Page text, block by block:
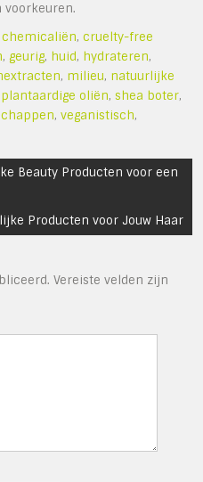
voorkeuren.
chemicaliën,cruelty-free
,geurig, huid, hydrateren,
, milieu, natuurlijke
plantaardige oliën,shea boter,
,veganistisch,
Beauty Producten voor een
Producten voor Jouw Haar
Vereiste velden zijn